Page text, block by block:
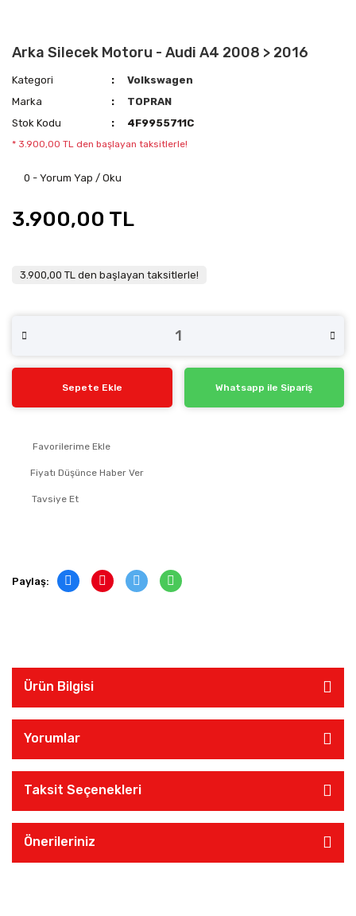
Arka Silecek Motoru - Audi A4 2008 > 2016
Kategori
Volkswagen
Marka
TOPRAN
Stok Kodu
4F9955711C
* 3.900,00 TL den başlayan taksitlerle!
0 - Yorum Yap / Oku
3.900,00 TL
3.900,00 TL den başlayan taksitlerle!
Sepete Ekle Whatsapp ile Sipariş
Fiyatı Düşünce Haber Ver
Tavsiye Et
Paylaş:
Ürün Bilgisi
Yorumlar
Taksit Seçenekleri
Önerileriniz